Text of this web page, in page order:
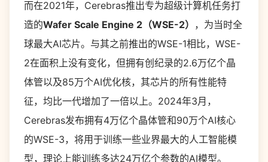
而在2021年，Cerebras推出专为超级计算机任务打
造的Wafer Scale Engine 2（WSE-2） ，为当时全
球最大AI芯片。与其之前推出的WSE-1相比，WSE-
2在面积上没有变化，但拥有创纪录的2.6万亿个晶
体管以及85万个AI优化核，其芯片的所有性能特
征，均比一代增加了一倍以上。2024年3月，
Cerebras发布拥有4万亿个晶体管和90万个AI核心
的WSE-3，将用于训练一些业界最大的人工智能模
型，理论上能训练多达24万亿个参数的AI模型。